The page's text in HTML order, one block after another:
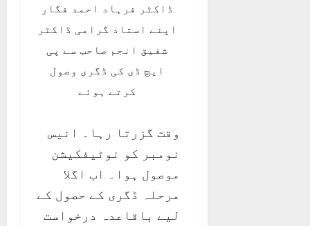
ڈاکٹر فرہاد احمد فگار
اپنے استاد گرامی ڈاکٹر
شفیق انجم صاحب سے پی
ایچ ڈی کی ڈگری وصول
کرتے ہوئے
وقت گزرتا رہا۔ انیس
نومبر کو نوٹیفکیشن
موصول ہوا۔ اب اگلا
مرحلہ ڈگری کے حصول کے
لیے باقاعدہ درخواست